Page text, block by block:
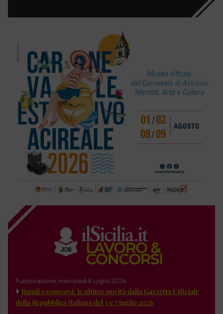
Pubblicazione: mercoledì 8 Luglio 2026
Bandi e concorsi: le ultime novità dalla Gazzetta Ufficiale
della Repubblica Italiana del 3 e 7 luglio 2026